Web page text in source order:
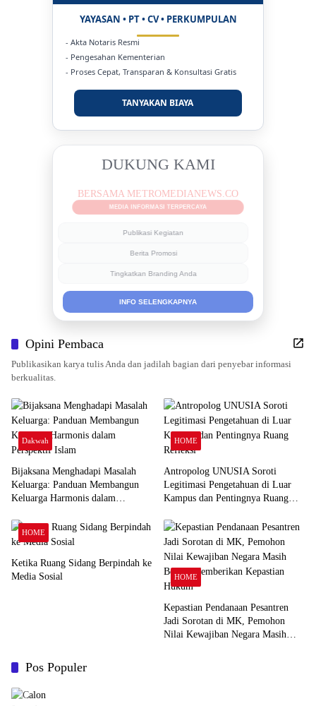
YAYASAN • PT • CV • PERKUMPULAN
- Akta Notaris Resmi
- Pengesahan Kementerian
- Proses Cepat, Transparan & Konsultasi Gratis
TANYAKAN BIAYA
DUKUNG KAMI
BERSAMA METROMEDIANEWS.CO
MEDIA INFORMASI TERPERCAYA
Publikasi Kegiatan
Berita Promosi
Tingkatkan Branding Anda
INFO SELENGKAPNYA
Opini Pembaca
Publikasikan karya tulis Anda dan jadilah bagian dari penyebar informasi
berkualitas.
Dakwah
Bijaksana Menghadapi Masalah
Keluarga: Panduan Membangun
Keluarga Harmonis dalam
HOME
Antropolog UNUSIA Soroti
Legitimasi Pengetahuan di Luar
Kampus dan Pentingnya Ruang
HOME
Ketika Ruang Sidang Berpindah ke
Media Sosial
HOME
Kepastian Pendanaan Pesantren
Jadi Sorotan di MK, Pemohon
Nilai Kewajiban Negara Masih
Pos Populer